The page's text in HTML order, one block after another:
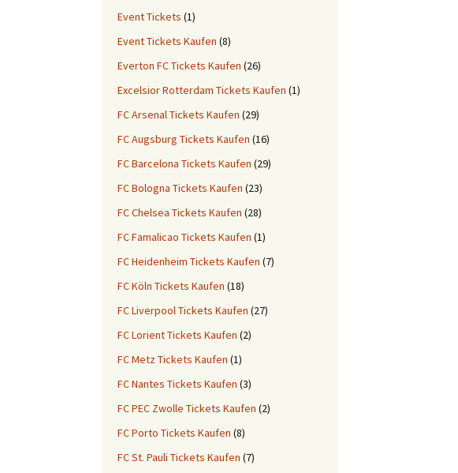
Event Tickets (1)
Event Tickets Kaufen (8)
Everton FC Tickets Kaufen (26)
Excelsior Rotterdam Tickets Kaufen (1)
FC Arsenal Tickets Kaufen (29)
FC Augsburg Tickets Kaufen (16)
FC Barcelona Tickets Kaufen (29)
FC Bologna Tickets Kaufen (23)
FC Chelsea Tickets Kaufen (28)
FC Famalicao Tickets Kaufen (1)
FC Heidenheim Tickets Kaufen (7)
FC Köln Tickets Kaufen (18)
FC Liverpool Tickets Kaufen (27)
FC Lorient Tickets Kaufen (2)
FC Metz Tickets Kaufen (1)
FC Nantes Tickets Kaufen (3)
FC PEC Zwolle Tickets Kaufen (2)
FC Porto Tickets Kaufen (8)
FC St. Pauli Tickets Kaufen (7)